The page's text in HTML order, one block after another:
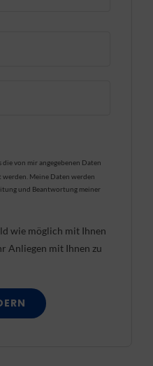
von mir angegebenen Daten
Meine Daten werden
und Beantwortung meiner
wie möglich mit Ihnen
Anliegen mit Ihnen zu